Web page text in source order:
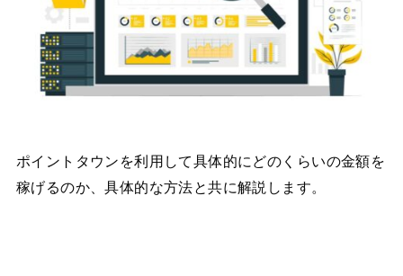
ポイントタウンを利用して具体的にどのくらいの金額を
稼げるのか、具体的な方法と共に解説します。